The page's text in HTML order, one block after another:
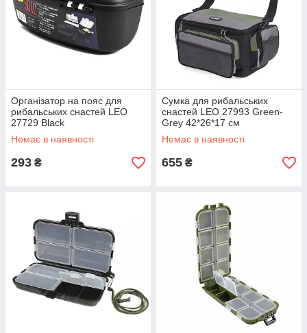
Організатор на пояс для
рибальських снастей LEO
27729 Black
Немає в наявності
293 ₴
Сумка для рибальських
снастей LEO 27993 Green-
Grey 42*26*17 см
Немає в наявності
655 ₴